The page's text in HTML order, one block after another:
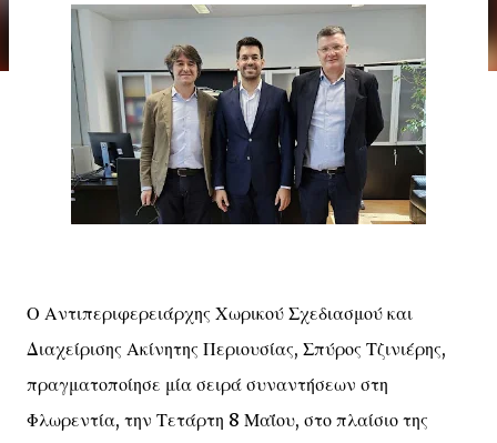
Ο Αντιπεριφερειάρχης Χωρικού Σχεδιασμού και
Διαχείρισης Ακίνητης Περιουσίας, Σπύρος Τζινιέρης,
πραγματοποίησε μία σειρά συναντήσεων στη
Φλωρεντία, την Τετάρτη 8 Μαΐου, στο πλαίσιο της